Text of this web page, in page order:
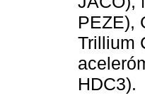
PEZE),
Trillium
HDC3).